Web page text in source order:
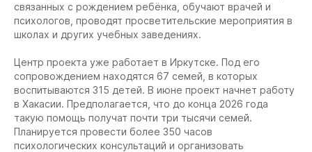
связанных с рождением ребёнка, обучают врачей и
психологов, проводят просветительские мероприятия в
школах и других учебных заведениях.
Центр проекта уже работает в Иркутске. Под его
сопровождением находятся 67 семей, в которых
воспитываются 315 детей. В июне проект начнет работу
в Хакасии. Предполагается, что до конца 2026 года
такую помощь получат почти три тысячи семей.
Планируется провести более 350 часов
психологических консультаций и организовать